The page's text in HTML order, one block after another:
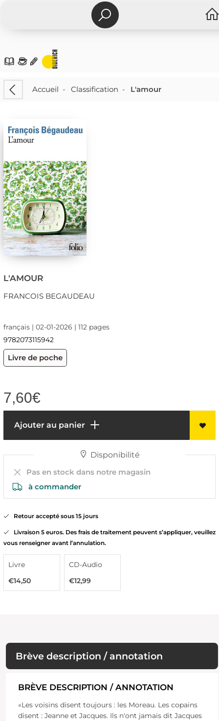
Accueil - Classification - L'amour
L'AMOUR
FRANCOIS BEGAUDEAU
français | 02-01-2026 | 112 pages
9782073115942
Livre de poche
7,60€
Ajouter au panier
Disponibilité
Pas en stock dans notre magasin
à commander
Retour accepté sous 15 jours
Livraison 5 euros. Des frais de traitement peuvent s’appliquer, veuillez
vous renseigner avant l’annulation.
Livre
€14,50
CD-Audio
€12,99
Brève description / annotation
BRÈVE DESCRIPTION / ANNOTATION
«Les voisins disent toujours : les Moreau. Les copains
disent : Jeanne et Jacques. Ils n'ont jamais dit Jacques